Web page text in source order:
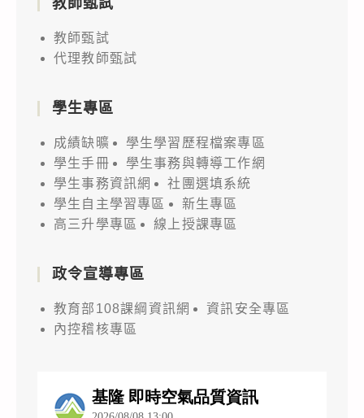
教師甄試
代理教師甄試
學生專區
成績缺曠
學生學習歷程檔案專區
學生手冊
學生事務與轉導工作網
學生事務資訊網
社團選填系統
學生自主學習專區
新生專區
高三升學專區
線上授課專區
政令宣導專區
教育部108課綱資訊網
資訊安全專區
內控稽核專區